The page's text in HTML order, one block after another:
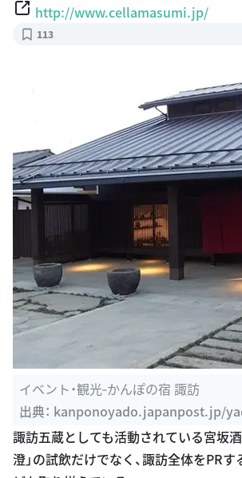
http://www.cellamasumi.jp/
113
イベント・観光‐かんぽの宿 諏訪
出典： kanponoyado.japanpost.jp/
u.php
諏訪五蔵としても活動されている宮坂酒
澄」の試飲だけでなく、諏訪全体をPR